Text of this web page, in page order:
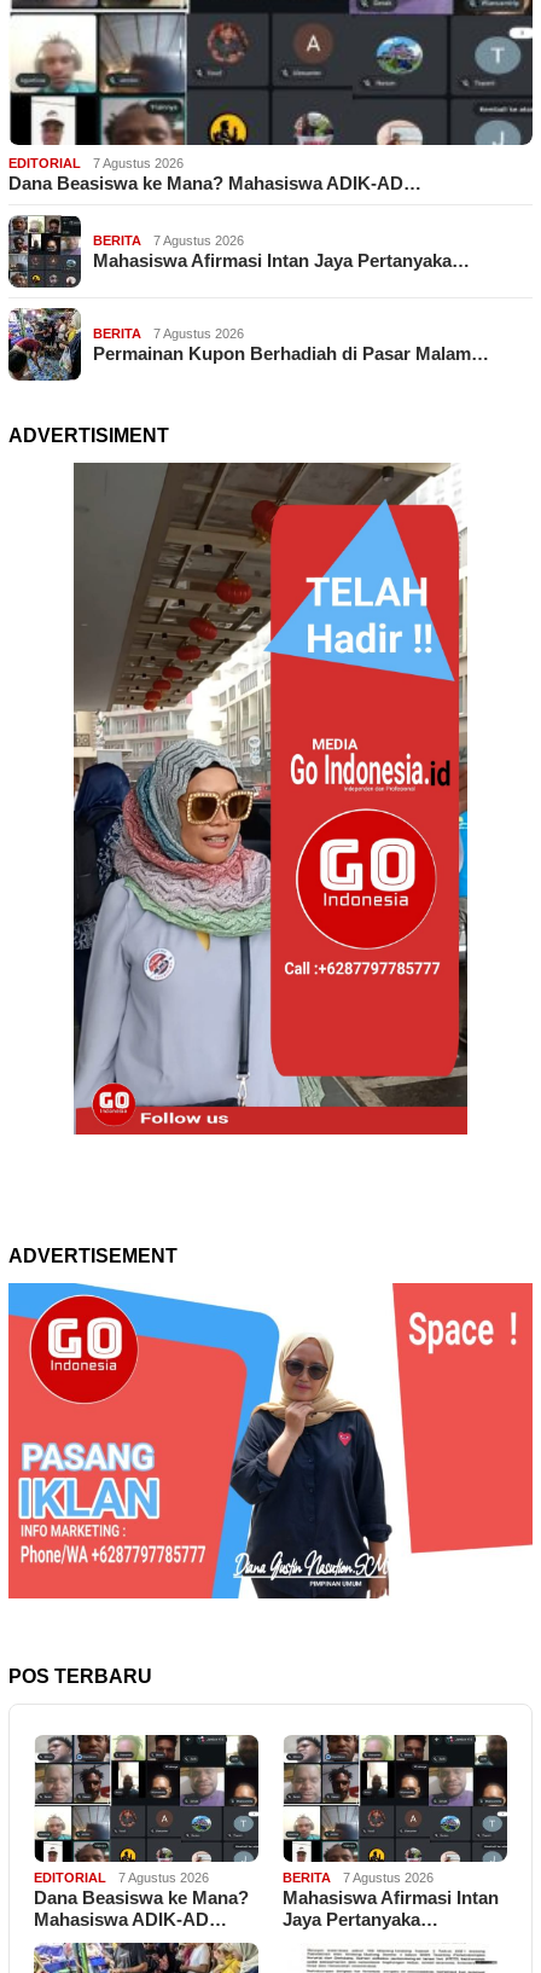
EDITORIAL 7 Agustus 2026
Dana Beasiswa ke Mana? Mahasiswa ADIK-AD…
BERITA 7 Agustus 2026
Mahasiswa Afirmasi Intan Jaya Pertanyaka…
BERITA 7 Agustus 2026
Permainan Kupon Berhadiah di Pasar Malam…
ADVERTISIMENT
ADVERTISEMENT
POS TERBARU
EDITORIAL 7 Agustus 2026
Dana Beasiswa ke Mana?
Mahasiswa ADIK-AD…
BERITA 7 Agustus 2026
Mahasiswa Afirmasi Intan
Jaya Pertanyaka…